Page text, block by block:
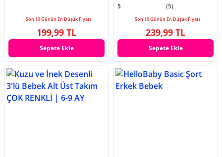
Son 10 Günün En Düşük Fiyatı
199,99 TL
Sepete Ekle
5
(5)
Son 10 Günün En Düşük Fiyatı
239,99 TL
Sepete Ekle